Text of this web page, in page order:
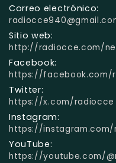
Correo electrónico:
Sitio web:
http://radiocce.com/
Facebook:
https://facebook.com/
Twitter:
https://x.com/radiocce
Instagram:
https://instagram.com/
YouTube:
https://youtube.com/